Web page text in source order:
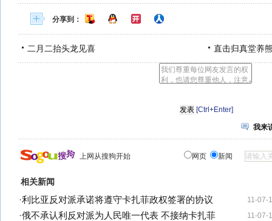
分享到：
二月二抬头龙见喜 直击归真堂养
[Ctrl+Enter]
我来
上网从搜狗开始 网页 新闻
相关新闻
11-07-
·利比亚反对派承诺将遵守卡扎菲政权签署的协议
11-07-
·俄不承认利反对派为人民唯一代表 不接纳卡扎菲